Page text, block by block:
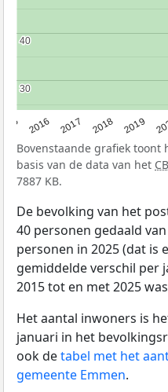
2016 2017 2018 2019
30
30
40
40
Bovenstaande grafiek
basis van de data van het
7887 KB.
De bevolking van het
40 personen gedaald
personen in 2025 (dat is
gemiddelde verschil per
2015 tot en met 2025
Het aantal inwoners is
januari in het
ook detabel met het
gemeente Emmen.